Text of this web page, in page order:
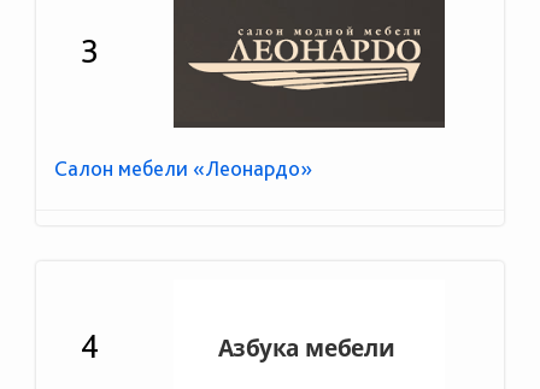
3
Салон мебели «Леонардо»
4